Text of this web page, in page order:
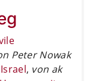
Peter Nowak
, von ak